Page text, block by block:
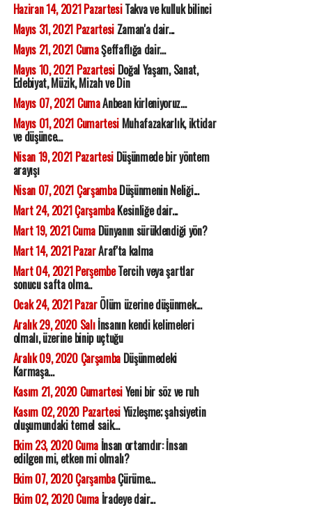
Haziran 14, 2021 PazartesiTakva ve kulluk bilinci
Mayıs 31, 2021 PazartesiZaman'a dair...
Mayıs 21, 2021 CumaŞeffaflığa dair...
Mayıs 10, 2021 PazartesiDoğal Yaşam, Sanat,
Edebiyat, Müzik, Mizah ve Din
Mayıs 07, 2021 CumaAnbean kirleniyoruz...
Mayıs 01, 2021 CumartesiMuhafazakarlık, iktidar
ve düşünce...
Nisan 19, 2021 PazartesiDüşünmede bir yöntem
arayışı
Nisan 07, 2021 ÇarşambaDüşünmenin Neliği...
Mart 24, 2021 ÇarşambaKesinliğe dair...
Mart 19, 2021 CumaDünyanın sürüklendiği yön?
Mart 14, 2021 PazarAraf'ta kalma
Mart 04, 2021 PerşembeTercih veya şartlar
sonucu safta olma..
Ocak 24, 2021 PazarÖlüm üzerine düşünmek...
Aralık 29, 2020 Salıİnsanın kendi kelimeleri
olmalı, üzerine binip uçtuğu
Aralık 09, 2020 ÇarşambaDüşünmedeki
Karmaşa...
Kasım 21, 2020 CumartesiYeni bir söz ve ruh
Kasım 02, 2020 PazartesiYüzleşme; şahsiyetin
oluşumundaki temel saik...
Ekim 23, 2020 Cumaİnsan ortamdır: İnsan
edilgen mi, etken mi olmalı?
Ekim 07, 2020 ÇarşambaÇürüme...
Ekim 02, 2020 Cumaİradeye dair...